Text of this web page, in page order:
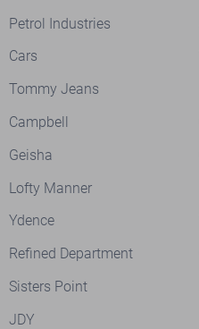
Petrol Industries
Cars
Tommy Jeans
Campbell
Geisha
Lofty Manner
Ydence
Refined Department
Sisters Point
JDY